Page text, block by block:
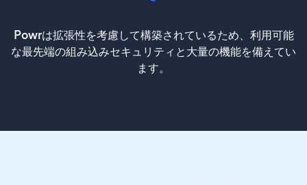
Powrは拡張性を考慮して構築されているため、利用可能
な最先端の組み込みセキュリティと大量の機能を備えてい
ます。